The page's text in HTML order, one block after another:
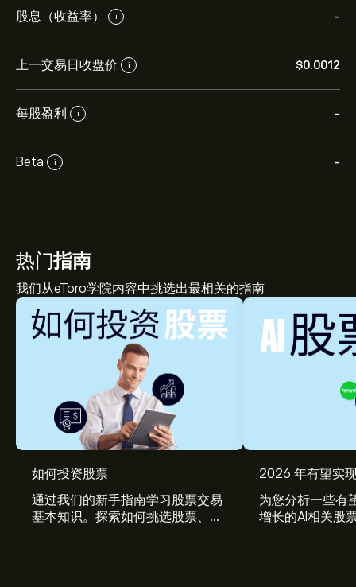
股息（收益率） i -
上一交易日收盘价 i ‎$‎0.0012
每股盈利 i -
Beta i -
热门指南
我们从eToro学院内容中挑选出最相关的指南
如何投资股票
通过我们的新手指南学习股票交易
基本知识。探索如何挑选股票、管
2026 年有望实
为您分析一些有
增长的AI相关股
SCPX 现价为‎$‎0.0012。
Scorpius Holdings Inc 的平均价格目标为‎$‎0.0012。注册